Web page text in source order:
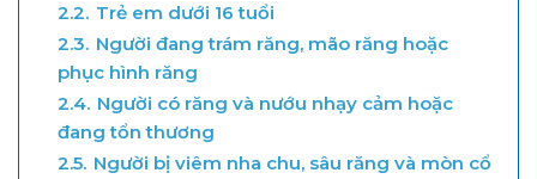
2.2. Trẻ em dưới 16 tuổi
2.3. Người đang trám răng, mão răng hoặc
phục hình răng
2.4. Người có răng và nướu nhạy cảm hoặc
đang tổn thương
2.5. Người bị viêm nha chu, sâu răng và mòn cổ